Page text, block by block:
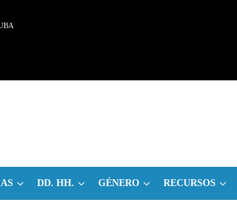
DD. HH. GÉNERO RECURSOS